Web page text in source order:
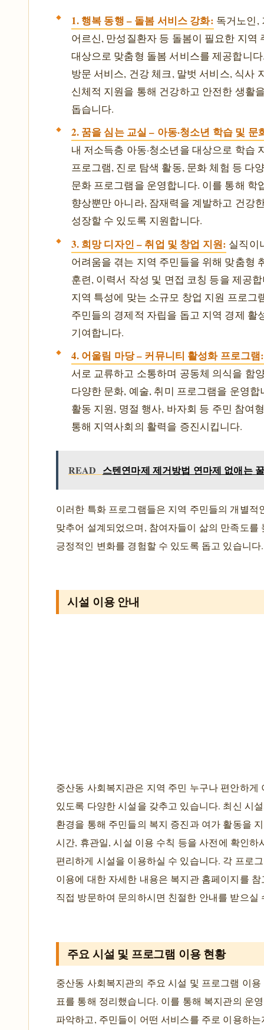
1. 행복 동행 – 돌봄 서비스 강화: 독거노인,
어르신, 만성질환자 등 돌봄이 필요한 지역
대상으로 맞춤형 돌봄 서비스를 제공합니
방문 서비스, 건강 체크, 말벗 서비스, 식사
신체적 지원을 통해 건강하고 안전한 생활
돕습니다.
2. 꿈을 심는 교실 – 아동·청소년 학습 및 문
내 저소득층 아동·청소년을 대상으로 학습
프로그램, 진로 탐색 활동, 문화 체험 등 다
문화 프로그램을 운영합니다. 이를 통해 학
향상뿐만 아니라, 잠재력을 계발하고 건강
성장할 수 있도록 지원합니다.
3. 희망 디자인 – 취업 및 창업 지원: 실직이
어려움을 겪는 지역 주민들을 위해 맞춤형
훈련, 이력서 작성 및 면접 코칭 등을 제공
지역 특성에 맞는 소규모 창업 지원 프로그
주민들의 경제적 자립을 돕고 지역 경제 활
기여합니다.
4. 어울림 마당 – 커뮤니티 활성화 프로그램:
서로 교류하고 소통하며 공동체 의식을 함
다양한 문화, 예술, 취미 프로그램을 운영합
활동 지원, 명절 행사, 바자회 등 주민 참여
통해 지역사회의 활력을 증진시킵니다.
READ 스텐연마제 제거방법 연마제 없애는
이러한 특화 프로그램들은 지역 주민들의 개별적
맞추어 설계되었으며, 참여자들이 삶의 만족도를
긍정적인 변화를 경험할 수 있도록 돕고 있습니다.
시설 이용 안내
중산동 사회복지관은 지역 주민 누구나 편안하게
있도록 다양한 시설을 갖추고 있습니다. 최신 시
환경을 통해 주민들의 복지 증진과 여가 활동을
시간, 휴관일, 시설 이용 수칙 등을 사전에 확인하
편리하게 시설을 이용하실 수 있습니다. 각 프로
이용에 대한 자세한 내용은 복지관 홈페이지를
직접 방문하여 문의하시면 친절한 안내를 받으실
주요 시설 및 프로그램 이용 현황
중산동 사회복지관의 주요 시설 및 프로그램 이
표를 통해 정리했습니다. 이를 통해 복지관의 운
파악하고, 주민들이 어떤 서비스를 주로 이용하